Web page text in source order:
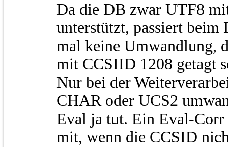
Da die DB zwar UTF8
unterstützt, passiert beim
mal keine Umwandlung,
mit CCSIID 1208 getagt
Nur bei der
CHAR oder UCS2
Eval ja tut. Ein Eval-
mit, wenn die CCSID